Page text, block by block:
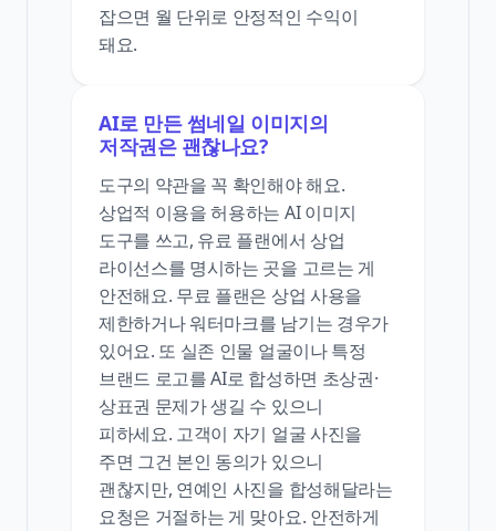
잡으면 월 단위로 안정적인 수익이
돼요.
AI로 만든 썸네일 이미지의
저작권은 괜찮나요?
도구의 약관을 꼭 확인해야 해요.
상업적 이용을 허용하는 AI 이미지
도구를 쓰고, 유료 플랜에서 상업
라이선스를 명시하는 곳을 고르는 게
안전해요. 무료 플랜은 상업 사용을
제한하거나 워터마크를 남기는 경우가
있어요. 또 실존 인물 얼굴이나 특정
브랜드 로고를 AI로 합성하면 초상권·
상표권 문제가 생길 수 있으니
피하세요. 고객이 자기 얼굴 사진을
주면 그건 본인 동의가 있으니
괜찮지만, 연예인 사진을 합성해달라는
요청은 거절하는 게 맞아요. 안전하게